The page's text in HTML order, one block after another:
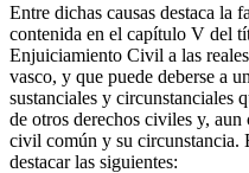
Entre dichas causas destaca la
contenida en el capítulo V del
Enjuiciamiento Civil a las
vasco, y que puede deberse a
sustanciales y circunstanciales
de otros derechos civiles y,
civil común y su circunstancia.
destacar las siguientes: